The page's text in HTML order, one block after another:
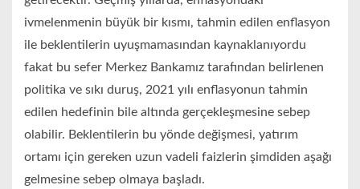
ivmelenmenin büyük bir kısmı, tahmin edilen enflasyon
ile beklentilerin uyuşmamasından kaynaklanıyordu
fakat bu sefer Merkez Bankamız tarafından belirlenen
politika ve sıkı duruş, 2021 yılı enflasyonun tahmin
edilen hedefinin bile altında gerçekleşmesine sebep
olabilir. Beklentilerin bu yönde değişmesi, yatırım
ortamı için gereken uzun vadeli faizlerin şimdiden aşağı
gelmesine sebep olmaya başladı.